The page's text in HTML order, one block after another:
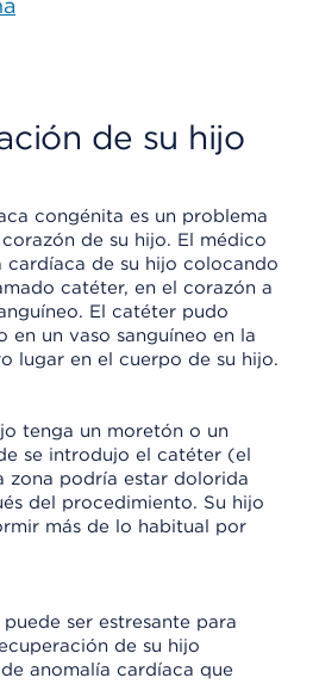
de su hijo
congénita es un problema
de su hijo. El médico
de su hijo colocando
catéter, en el corazón a
El catéter pudo
en un vaso sanguíneo en la
lugar en el cuerpo de su hijo.
tenga un moretón o un
se introdujo el catéter (el
zona podría estar dolorida
del procedimiento. Su hijo
más de lo habitual por
ser estresante para
de su hijo
anomalía cardíaca que